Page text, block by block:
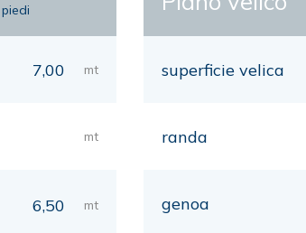
piedi
7,00 mt
mt
6,50 mt
superficie velica
randa
genoa